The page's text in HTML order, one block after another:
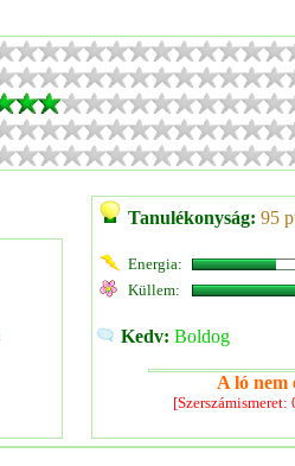
Tanulékonyság: 95
Energia:
Küllem:
Kedv: Boldog
A ló nem